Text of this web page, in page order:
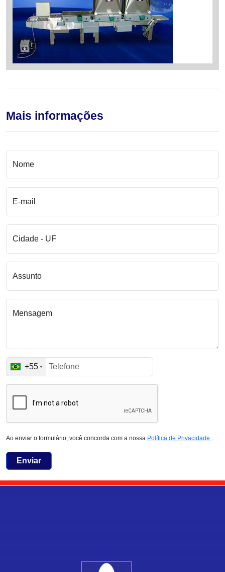
Mais informações
Nome
E-mail
Cidade - UF
Assunto
Mensagem
+55
Ao enviar o formulário, você concorda com a nossa Política de Privacidade .
Enviar
.